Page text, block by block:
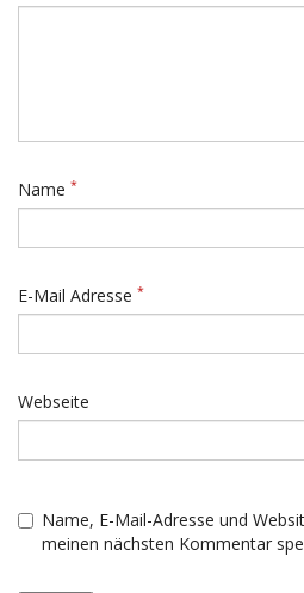
Name *
E-Mail Adresse *
Webseite
Name, E-Mail-Adresse und
meinen nächsten Kommentar